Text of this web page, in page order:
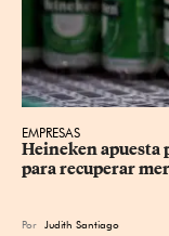
EMPRESAS
Heineken apuesta
para recuperar
Por Judith Santiago